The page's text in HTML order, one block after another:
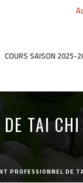
COURS SAISON 2025-
TAI
PROFESSIONNEL DE